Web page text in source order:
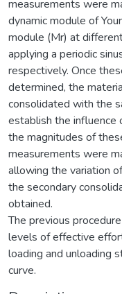
measurements were
dynamic module of
module (Mr) at
applying a periodic
respectively. Once
determined, the
consolidated with the
establish the influence
the magnitudes of
measurements were
allowing the variation
the secondary
obtained.
The previous
levels of effective
loading and unloading
curve.